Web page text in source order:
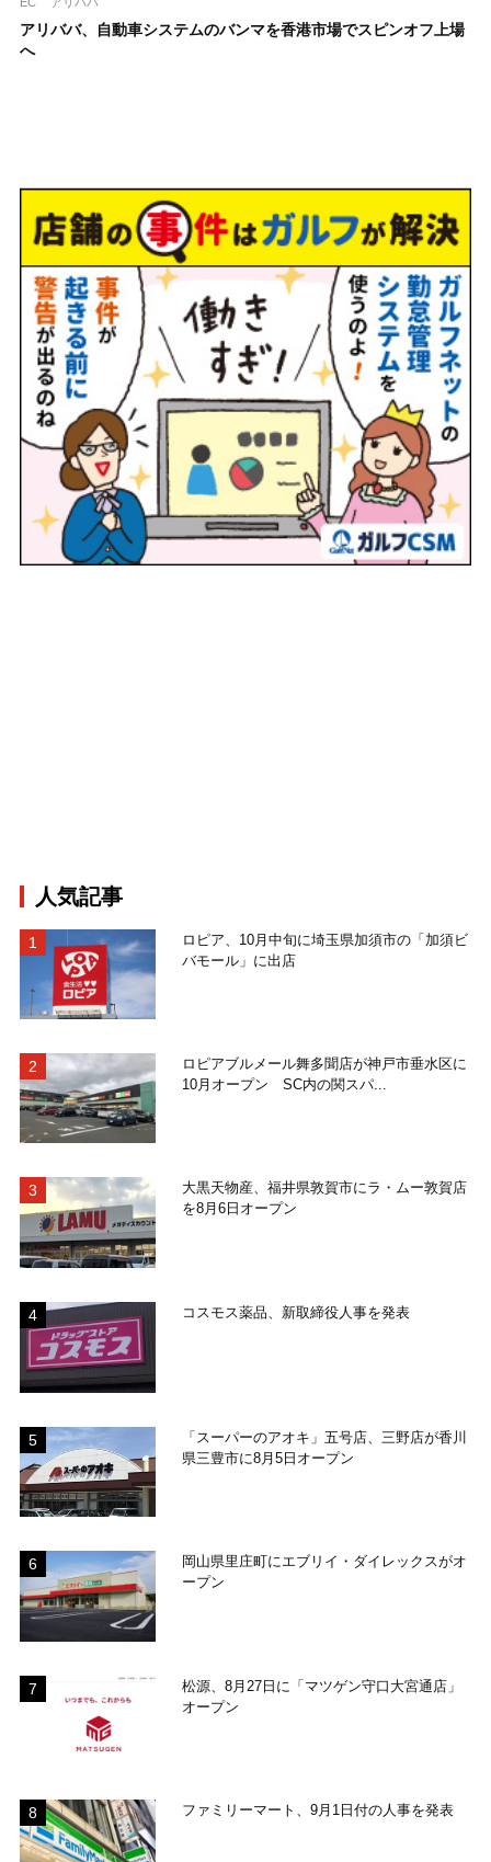
アリババ、自動車システムのバンマを香港市場でスピンオフ上場
へ
人気記事
ロピア、10月中旬に埼玉県加須市の「加須ビ
バモール」に出店
ロピアブルメール舞多聞店が神戸市垂水区に
10月オープン SC内の関スパ...
大黒天物産、福井県敦賀市にラ・ムー敦賀店
を8月6日オープン
コスモス薬品、新取締役人事を発表
「スーパーのアオキ」五号店、三野店が香川
県三豊市に8月5日オープン
岡山県里庄町にエブリイ・ダイレックスがオ
ープン
松源、8月27日に「マツゲン守口大宮通店」
オープン
ファミリーマート、9月1日付の人事を発表